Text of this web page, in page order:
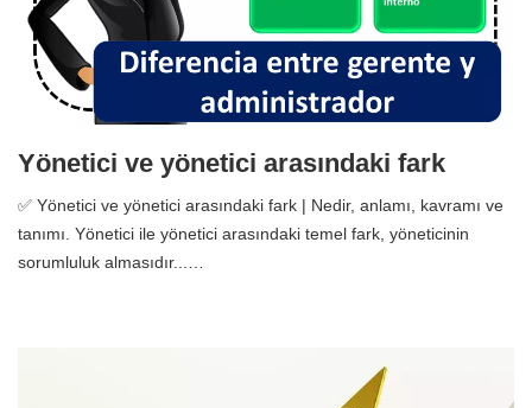
Yönetici ve yönetici arasındaki fark
✅ Yönetici ve yönetici arasındaki fark | Nedir, anlamı, kavramı ve
tanımı. Yönetici ile yönetici arasındaki temel fark, yöneticinin
sorumluluk almasıdır...…